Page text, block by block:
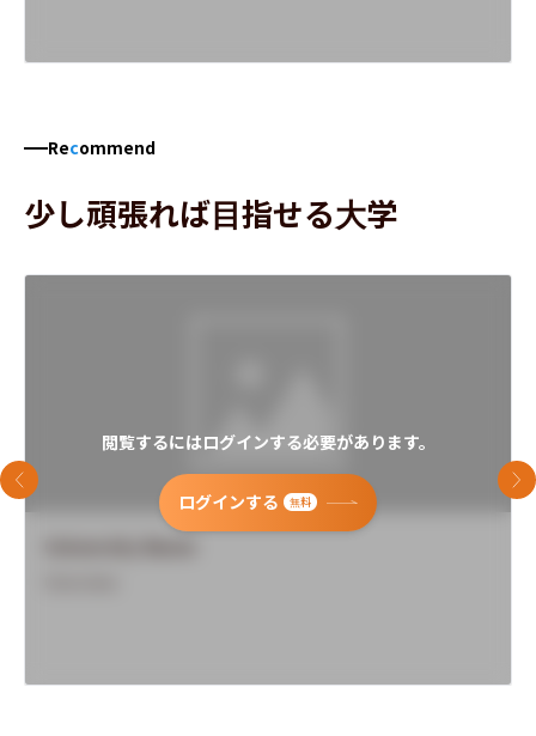
Recommend
少し頑張れば目指せる大学
閲覧するにはログインする必要があります。
ログインする 無料
前のスライド 次